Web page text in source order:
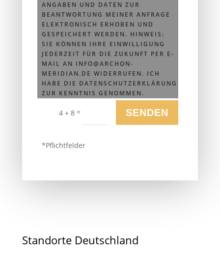
ANGABEN UND DATEN ZUR
BEANTWORTUNG MEINER ANFRAGE
ELEKTRONISCH ERHOBEN UND
GESPEICHERT WERDEN. HINWEIS:
SIE KÖNNEN IHRE EINWILLIGUNG
JEDERZEIT FÜR DIE ZUKUNFT PER E-
MAIL AN INFO@ARCHON-
MERIDIAN.DE WIDERRUFEN. ICH
HABE DIE DATENSCHUTZERKLÄRUNG
ZUR KENNTNIS GENOMMEN.
4 + 8 = SENDEN
*Pflichtfelder
Standorte Deutschland